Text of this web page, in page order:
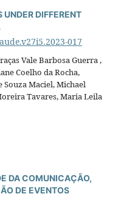
DIFFERENT
017
Vale Barbosa Guerra ,
Coelho da Rocha,
Maciel, Michael
Tavares, Maria Leila
DA COMUNICAÇÃO,
DE EVENTOS